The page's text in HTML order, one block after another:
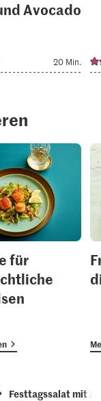
Avocado
20 Min.
für
Festtagssalat mit